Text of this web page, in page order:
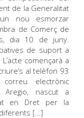
de la Generalitat
nou esmorzar
de Comerç de
dia 10 de juny.
de suport a
començarà a
al telèfon 93
electrònic
Aregio, nascut a
en Dret per la
[…]